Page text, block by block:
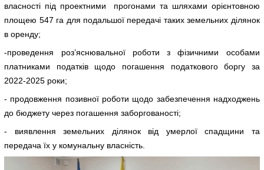
власності під проектними прогонами та шляхами орієнтовною
площею 547 га для подальшої передачі таких земельних ділянок
в оренду;
-проведення роз’яснювальної роботи з фізичними особами
платниками податків щодо погашення податкового боргу за
2022-2025 роки;
- продовження позивної роботи щодо забезпечення надходжень
до бюджету через погашення заборгованості;
- виявлення земельних ділянок від умерлої спадщини та
передача їх у комунальну власність.